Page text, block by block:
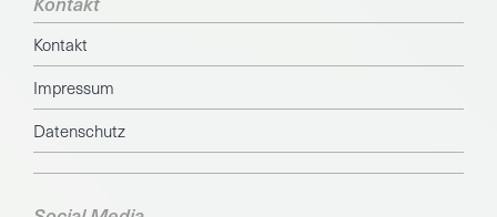
Kontakt
Impressum
Datenschutz